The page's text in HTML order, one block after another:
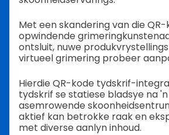
Met een skandering van die
opwindende
ontsluit, nuwe
virtueel grimering probeer
Hierdie QR-kode tydskrif-
tydskrif se statiese bladsye na
asemrowende
aktief kan betrokke raak en
met diverse aanlyn inhoud.